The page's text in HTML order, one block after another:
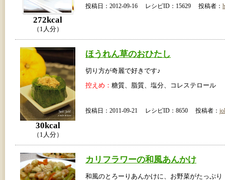
272kcal
（1人分）
投稿日：2012-09-16 レシピID：15629 投稿者：
30kcal
（1人分）
ほうれん草のおひたし
切り方が奇麗で好きです♪
控えめ： 糖質、脂質、塩分、コレステロール
投稿日：2011-09-21 レシピID：8650 投稿者：
カリフラワーの和風あんかけ
和風のとろーりあんかけに、お野菜がたっぷり